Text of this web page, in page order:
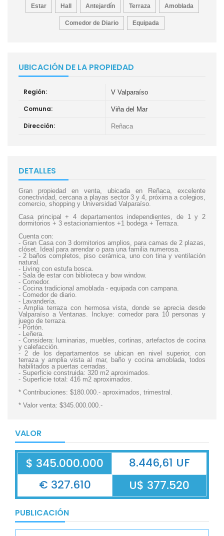
Estar Hall Antejardín Terraza Amoblada
Comedor de Diario Equipada
UBICACIÓN DE LA PROPIEDAD
Región: V Valparaíso
Comuna: Viña del Mar
Dirección: Reñaca
DETALLES
Gran propiedad en venta, ubicada en Reñaca, excelente
conectividad, cercana a playas sector 3 y 4, próxima a colegios,
comercio, shopping y Universidad Valparaíso.
Casa principal + 4 departamentos independientes, de 1 y 2
dormitorios + 3 estacionamientos +1 bodega + Terraza.
Cuenta con:
- Gran Casa con 3 dormitorios amplios, para camas de 2 plazas,
clóset. Ideal para arrendar o para una familia numerosa.
- 2 baños completos, piso cerámica, uno con tina y ventilación
natural.
- Living con estufa bosca.
- Sala de estar con biblioteca y bow window.
- Comedor.
- Cocina tradicional amoblada - equipada con campana.
- Comedor de diario.
- Lavandería.
- Amplia terraza con hermosa vista, donde se aprecia desde
Valparaíso a Ventanas. Incluye: comedor para 10 personas y
juego de terraza.
- Portón.
- Leñera.
- Considera: luminarias, muebles, cortinas, artefactos de cocina
y calefacción.
- 2 de los departamentos se ubican en nivel superior, con
terraza y amplia vista al mar, baño y cocina amoblada, todos
habilitados a puertas cerradas.
- Superficie construida: 320 m2 aproximados.
- Superficie total: 416 m2 aproximados.
* Contribuciones: $180.000.- aproximados, trimestral.
* Valor venta: $345.000.000.-
VALOR
$ 345.000.000
8.446,61 UF
€ 327.610
U$ 377.520
PUBLICACIÓN